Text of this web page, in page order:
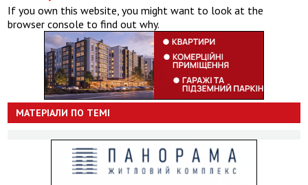
If you own this website, you might want to look at the
browser console to find out why.
МАТЕРІАЛИ ПО ТЕМІ